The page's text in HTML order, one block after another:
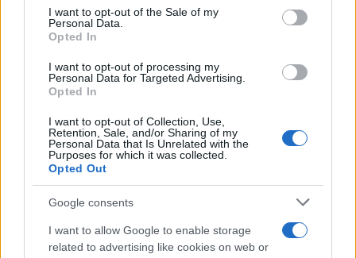
consent section.
I want to opt-out of the Sale of my
Personal Data.
Opted In
I want to opt-out of processing my
Personal Data for Targeted Advertising.
Opted In
I want to opt-out of Collection, Use,
Retention, Sale, and/or Sharing of my
Personal Data that Is Unrelated with the
Purposes for which it was collected.
Opted Out
Google consents
I want to allow Google to enable storage
related to advertising like cookies on web or
100.000 άτομα»
ΠΑΟΚ – Άντερλεχτ 0-1: Οι Θεσσαλονικείς
θα ψάξουν την ανατροπή στο Βέλγιο
Πιο σχολιασμένα
Έφυγαν οι συνεργάτες, μένει η Μαρία
Καρυστιανού - Η επόμενη μέρα για την
«Ελπίδα για τη Δημοκρατία»
Canadair 515: Οι πρώτες εικόνες από την
κατασκευή του αεροσκάφους που θα
επιχειρεί και τη νύχτα στα μέτωπα της
φωτιάς